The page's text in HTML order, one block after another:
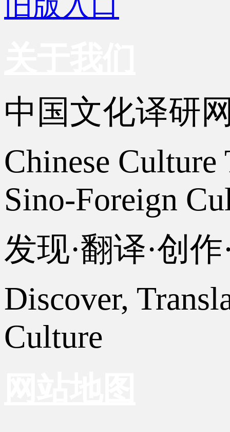
中国文化译研
Chinese
Sino-Foreign
发现·翻译·创
Discover,
Culture